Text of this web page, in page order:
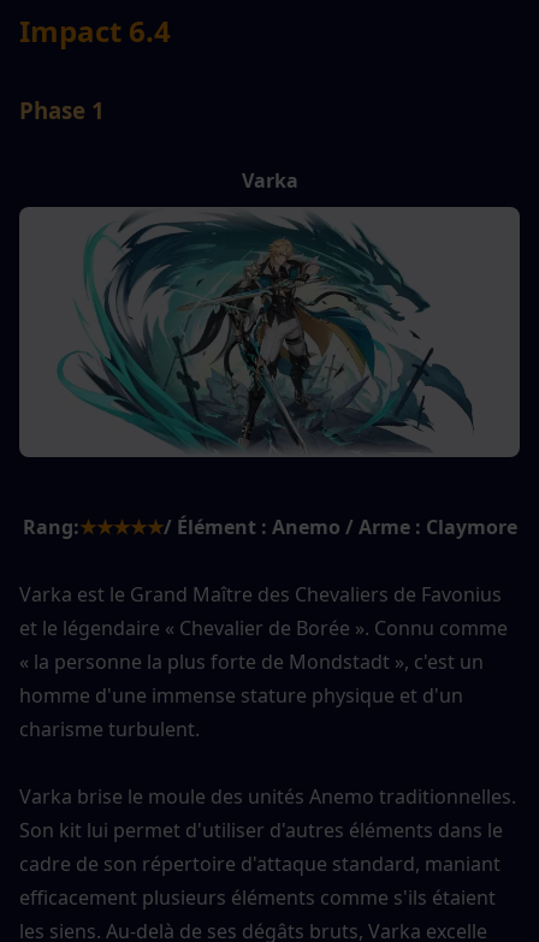
Impact 6.4
Phase 1
Varka
Rang:★★★★★/ Élément : Anemo / Arme : Claymore
Varka est le Grand Maître des Chevaliers de Favonius
et le légendaire « Chevalier de Borée ». Connu comme
« la personne la plus forte de Mondstadt », c'est un
homme d'une immense stature physique et d'un
charisme turbulent.
Varka brise le moule des unités Anemo traditionnelles.
Son kit lui permet d'utiliser d'autres éléments dans le
cadre de son répertoire d'attaque standard, maniant
efficacement plusieurs éléments comme s'ils étaient
les siens. Au-delà de ses dégâts bruts, Varka excelle